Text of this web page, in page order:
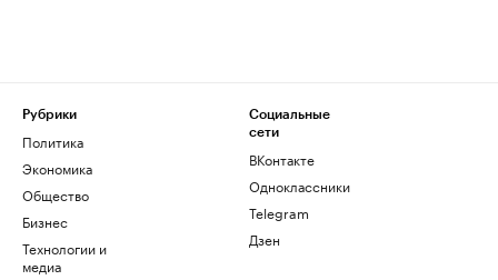
Рубрики
Политика
Экономика
Общество
Бизнес
Технологии и
медиа
Социальные
сети
ВКонтакте
Одноклассники
Telegram
Дзен